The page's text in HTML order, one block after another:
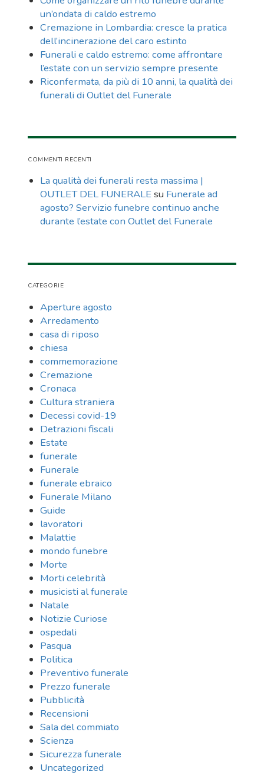
un’ondata di caldo estremo
Cremazione in Lombardia: cresce la pratica
dell’incinerazione del caro estinto
Funerali e caldo estremo: come affrontare
l’estate con un servizio sempre presente
Riconfermata, da più di 10 anni, la qualità dei
funerali di Outlet del Funerale
COMMENTI RECENTI
La qualità dei funerali resta massima |
OUTLET DEL FUNERALEsu Funerale ad
agosto? Servizio funebre continuo anche
durante l’estate con Outlet del Funerale
CATEGORIE
Aperture agosto
Arredamento
casa di riposo
chiesa
commemorazione
Cremazione
Cronaca
Cultura straniera
Decessi covid-19
Detrazioni fiscali
Estate
funerale
Funerale
funerale ebraico
Funerale Milano
Guide
lavoratori
Malattie
mondo funebre
Morte
Morti celebrità
musicisti al funerale
Natale
Notizie Curiose
ospedali
Pasqua
Politica
Preventivo funerale
Prezzo funerale
Pubblicità
Recensioni
Sala del commiato
Scienza
Sicurezza funerale
Uncategorized